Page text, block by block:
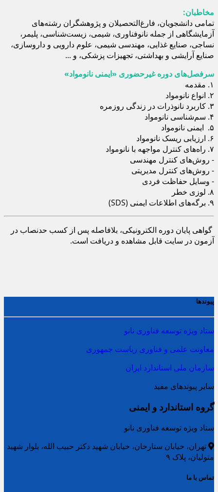
مخاطبان:
تمامی دانشجویان، فارغ‌التحصیلان و پژوهشگران رشته‌های
آزمایشگاهی از جمله نانوفناوری، شیمی، زیست‌شناسی، پلیمر،
نساجی، صنایع غذایی، مهندسی شیمی، علوم دارویی و داروسازی،
صنایع آرایشی و بهداشتی، تجهیزات پزشکی، و ...
سرفصل‌های دوره غیرحضوری «ایمنی نانومواد»
۱. مقدمه
۲. انواع نانومواد
۳. کاربرد نانوذرات در زندگی روزمره
۴. سم‌شناسی نانومواد
۵. ایمنی نانومواد
۶. ارزیابی ریسک نانومواد
۷. راه‌های کنترل مواجهه با نانومواد
- روش‌های کنترل مهندسی
- روش‌های کنترل مدیریتی
- وسایل حفاظت فردی
۸. لوزی خطر
۹. برگه‌های اطلاعات ایمنی (SDS)
گواهی پایان دوره الکترونیکی، بلافاصله پس از کسب حدنصاب در
آزمون در سایت قابل مشاهده و دریافت است.
پیوندها
ستاد ویژه توسعه فناوری نانو
معاونت علمی و فناوری ریاست جمهوری
سازمان ملی استاندارد ایران
سایر پیوندهای مفید
گروه استاندارد و ایمنی
ستاد ویژه توسعه فناوری نانو
تهران، خیابان ستارخان، خیابان شهید دکتر حبیب الله، بلوار شهید
متولیان، پلاک ۹
تماس با ما